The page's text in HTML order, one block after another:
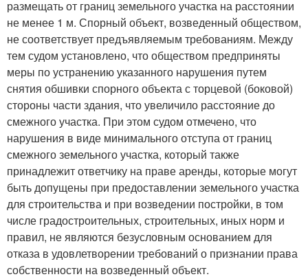
размещать от границ земельного участка на расстоянии
не менее 1 м. Спорный объект, возведенный обществом,
не соответствует предъявляемым требованиям. Между
тем судом установлено, что обществом предприняты
меры по устранению указанного нарушения путем
снятия обшивки спорного объекта с торцевой (боковой)
стороны части здания, что увеличило расстояние до
смежного участка. При этом судом отмечено, что
нарушения в виде минимального отступа от границ
смежного земельного участка, который также
принадлежит ответчику на праве аренды, которые могут
быть допущены при предоставлении земельного участка
для строительства и при возведении постройки, в том
числе градостроительных, строительных, иных норм и
правил, не являются безусловным основанием для
отказа в удовлетворении требований о признании права
собственности на возведенный объект.